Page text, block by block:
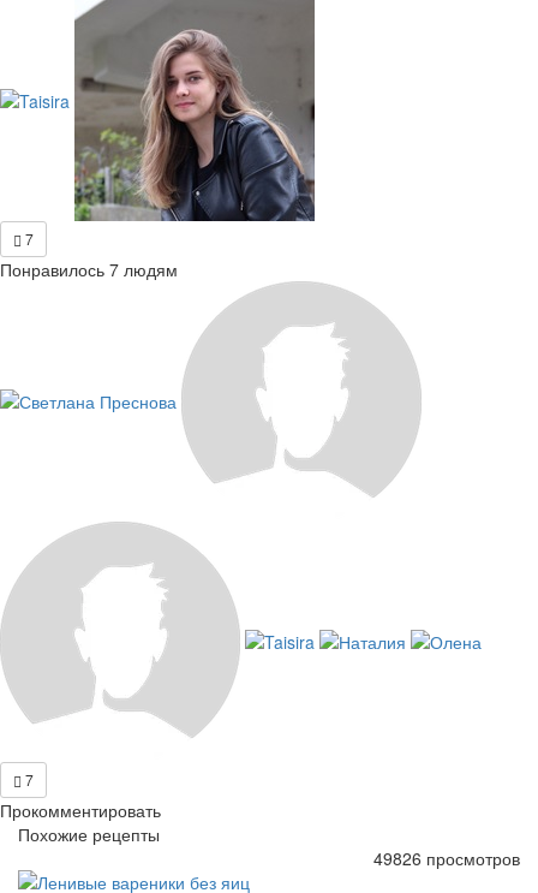
7
Понравилось 7 людям
7
Прокомментировать
Похожие рецепты
49826 просмотров